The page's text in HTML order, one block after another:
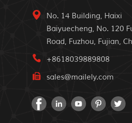
No. 14 Building, Haixi
Baiyuecheng, No. 120
Road, Fuzhou, Fujian,
+8618039889808
sales@mailely.com